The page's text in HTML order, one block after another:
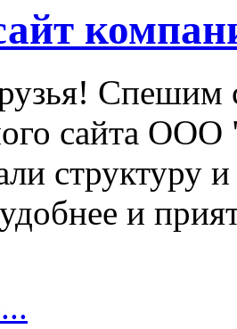
Спешим
сайта
структуру
и